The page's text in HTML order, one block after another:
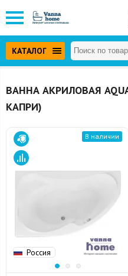
КАТАЛОГ
ВАННА АКРИЛОВАЯ
КАПРИ)
Россия
В наличии